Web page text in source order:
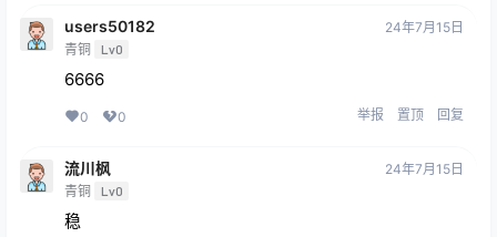
users50182
青铜 Lv0
24年7月15日
6666
0 0 举报 置顶 回复
流川枫
青铜 Lv0
24年7月15日
稳